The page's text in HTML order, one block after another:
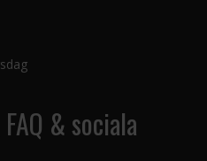
& sociala